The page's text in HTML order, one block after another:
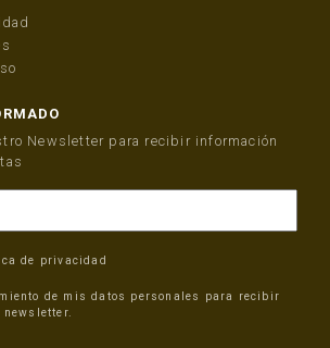
Newsletter para recibir información
de privacidad
de mis datos personales para recibir